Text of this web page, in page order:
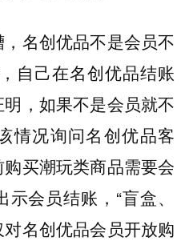
名创优品不是会员不
自己在名创优品结账
，如果不是会员就不
情况询问名创优品客
买潮玩类商品需要会
会员结账，“盲盒、
名创优品会员开放购